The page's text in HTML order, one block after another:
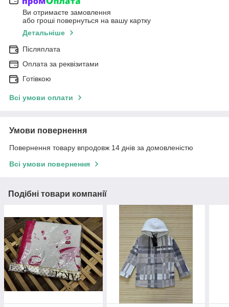
Ви отримаєте замовлення
або гроші повернуться на вашу картку
Детальніше
Післяплата
Оплата за реквізитами
Готівкою
Всі умови оплати
Умови повернення
Повернення товару впродовж 14 днів за домовленістю
Всі умови повернення
Подібні товари компанії